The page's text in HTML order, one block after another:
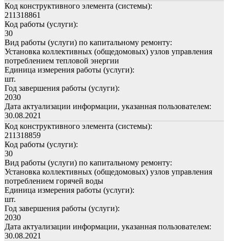
Код конструктивного элемента (системы):
211318861
Код работы (услуги):
30
Вид работы (услуги) по капитальному ремонту:
Установка коллективных (общедомовых) узлов управления
потреблением тепловой энергии
Единица измерения работы (услуги):
шт.
Год завершения работы (услуги):
2030
Дата актуализации информации, указанная пользователем:
30.08.2021
Код конструктивного элемента (системы):
211318859
Код работы (услуги):
30
Вид работы (услуги) по капитальному ремонту:
Установка коллективных (общедомовых) узлов управления
потреблением горячей воды
Единица измерения работы (услуги):
шт.
Год завершения работы (услуги):
2030
Дата актуализации информации, указанная пользователем:
30.08.2021